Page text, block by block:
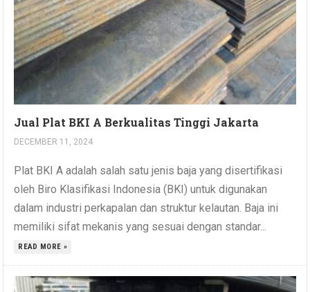
Jual Plat BKI A Berkualitas Tinggi Jakarta
DECEMBER 11, 2024
Plat BKI A adalah salah satu jenis baja yang disertifikasi
oleh Biro Klasifikasi Indonesia (BKI) untuk digunakan
dalam industri perkapalan dan struktur kelautan. Baja ini
memiliki sifat mekanis yang sesuai dengan standar...
READ MORE »